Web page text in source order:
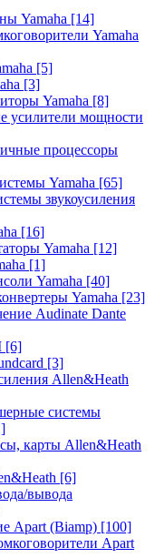
Yamaha [14]
Yamaha
[5]
[3]
Yamaha [8]
усилители мощности
процессоры
Yamaha [65]
звукоусиления
[16]
Yamaha [12]
[1]
Yamaha [40]
Yamaha [23]
Audinate Dante
[6]
[3]
Allen&Heath
системы
карты Allen&Heath
[6]
вывода
Apart (Biamp) [100]
Apart